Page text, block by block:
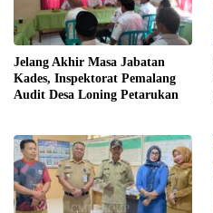
Jelang Akhir Masa Jabatan
Kades, Inspektorat Pemalang
Audit Desa Loning Petarukan